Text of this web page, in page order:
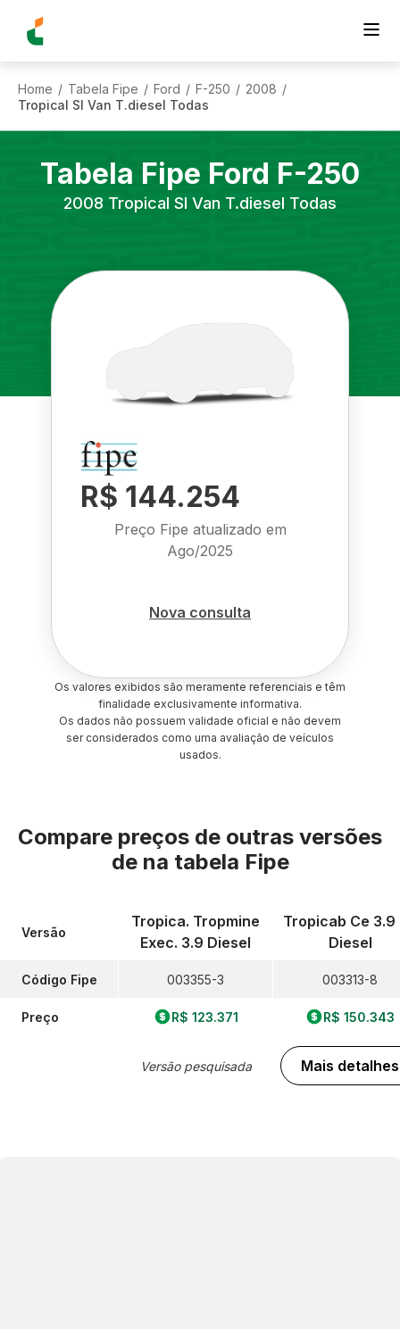
Home / Tabela Fipe / Ford / F-250 / 2008 /
Tropical Sl Van T.diesel Todas
Tabela Fipe Ford F-250
2008 Tropical Sl Van T.diesel Todas
R$ 144.254
Preço Fipe atualizado em
Ago/2025
Nova consulta
Os valores exibidos são meramente referenciais e têm
finalidade exclusivamente informativa.
Os dados não possuem validade oficial e não devem
ser considerados como uma avaliação de veículos
usados.
Compare preços de outras versões
de na tabela Fipe
Versão
Código Fipe
Preço
Tropica. Tropmine
Exec. 3.9 Diesel
003355-3
R$ 123.371
Versão pesquisada
Tropicab Ce 3.9
Diesel
003313-8
R$ 150.343
Mais detalhes